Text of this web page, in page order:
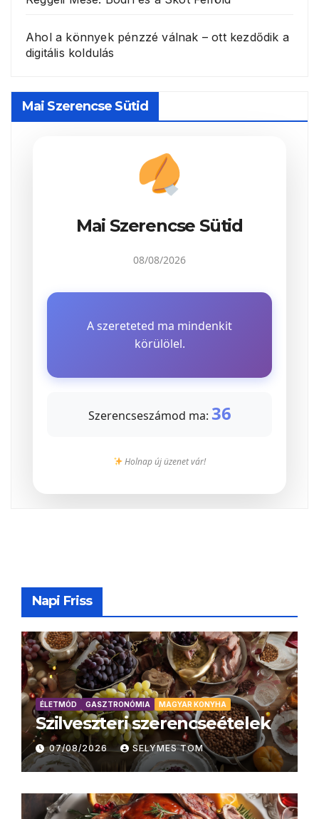
Ahol a könnyek pénzzé válnak – ott kezdődik a
digitális koldulás
Mai Szerencse Sütid
Mai Szerencse Sütid
08/08/2026
A szereteted ma mindenkit
körülölel.
Szerencseszámod ma: 36
Holnap új üzenet vár!
Napi Friss
ÉLETMÓD GASZTRONÓMIA MAGYAR KONYHA
Szilveszteri szerencseételek
07/08/2026 SELYMES TOM